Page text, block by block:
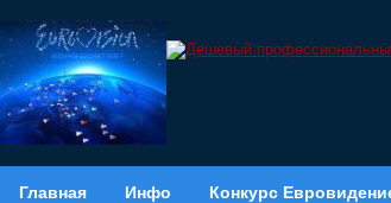
Главная Инфо Конкурс